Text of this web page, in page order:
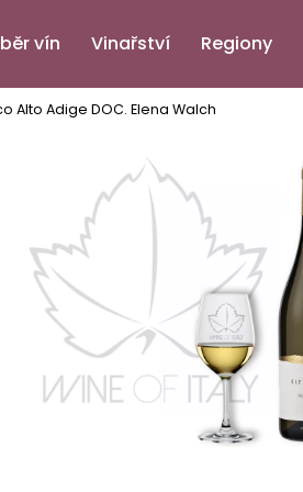
vín Vinařství Regiony
Alto Adige DOC. Elena Walch
Co potřebujete najít?
Doporučujeme